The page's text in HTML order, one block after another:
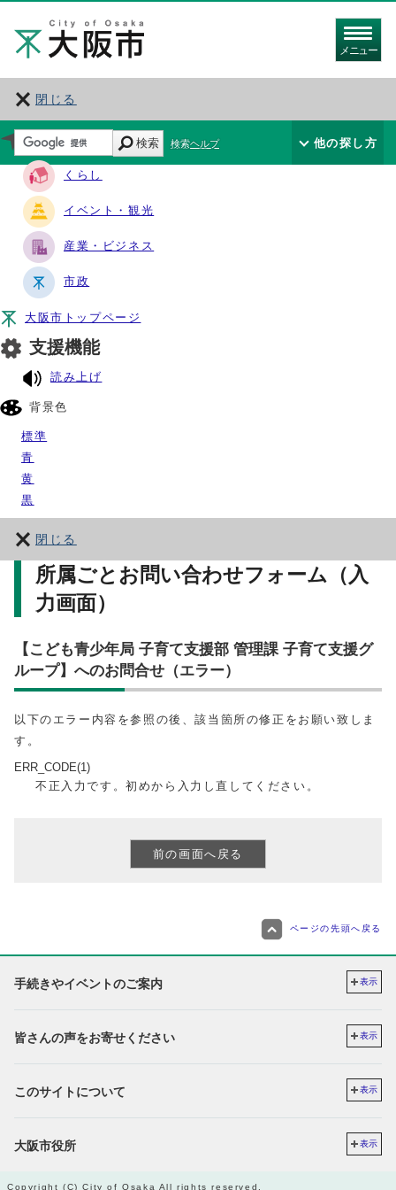
メニュー
閉じる
サイト・ナビ
くらし
イベント・観光
産業・ビジネス
市政
大阪市トップページ
支援機能
読み上げ
背景色
標準
青
黄
黒
閉じる
検索 検索ヘルプ 他の探し方
所属ごとお問い合わせフォーム（入
力画面）
【こども青少年局 子育て支援部 管理課 子育て支援グ
ループ】へのお問合せ（エラー）
以下のエラー内容を参照の後、該当箇所の修正をお願い致しま
す。
ERR_CODE(1)
不正入力です。初めから入力し直してください。
ページの先頭へ戻る
手続きやイベントのご案内 表示
皆さんの声をお寄せください 表示
このサイトについて 表示
大阪市役所 表示
Copyright (C) City of Osaka All rights reserved.